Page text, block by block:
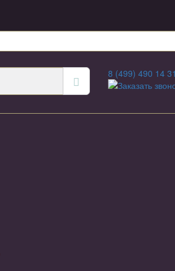
8 (499) 490 14 31
Заказать